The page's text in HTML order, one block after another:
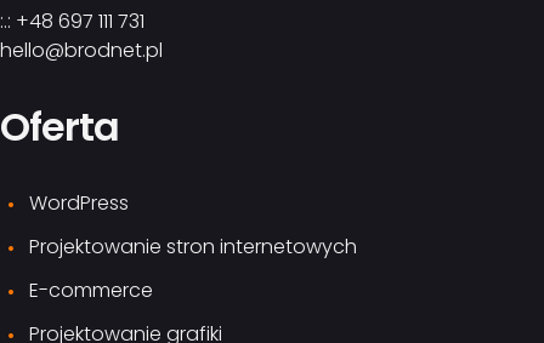
:.: +48 697 111 731
hello@brodnet.pl
Oferta
WordPress
Projektowanie stron internetowych
E-commerce
Projektowanie grafiki